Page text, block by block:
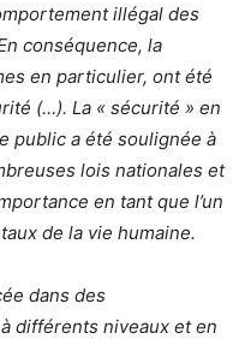
illégal des
conséquence, la
en particulier, ont été
(…). La « sécurité » en
public a été soulignée à
lois nationales et
en tant que l’un
de la vie humaine.
dans des
différents niveaux et en